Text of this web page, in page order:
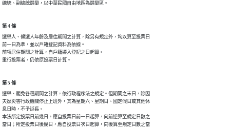
總統、副總統選舉，以中華民國自由地區為選舉區。
第 4 條
選舉人、候選人年齡及居住期間之計算，除另有規定外，均以算至投票日
前一日為準，並以戶籍登記資料為依據。
前項居住期間之計算，自戶籍遷入登記之日起算。
重行投票者，仍依原投票日計算。
第 5 條
選舉、罷免各種期間之計算，依行政程序法之規定。但期間之末日，除因
天然災害行政機關停止上班外，其為星期六、星期日、國定假日或其他休
息日時，不予延長。
本法所定投票日前幾日，應自投票日前一日起算，向前逆算至規定日數之
當日；所定投票日後幾日，應自投票日次日起算，向後算至規定日數之當